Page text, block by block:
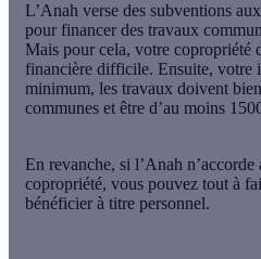
L’Anah verse des subventions
pour financer des travaux
Mais pour cela, votre copropriété
financière difficile. Ensuite, votre
minimum, les travaux doivent
communes et être d’au moins
En revanche, si l’Anah n’accorde
copropriété, vous pouvez tout à
bénéficier à titre personnel.